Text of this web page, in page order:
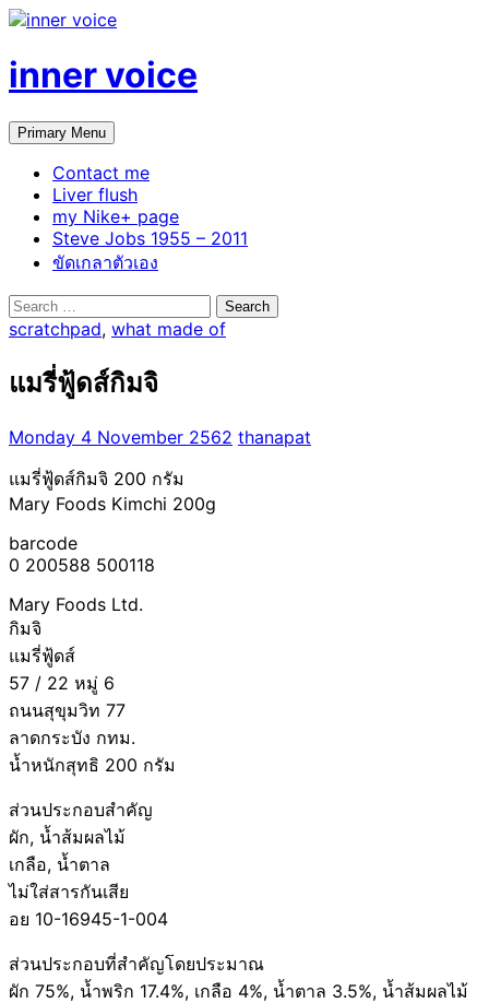
Skip
content
inner voice
Search
Primary Menu
Contact me
Liver flush
my Nike+ page
Steve Jobs 1955 – 2011
ขัดเกลาตัวเอง
Search
for:
scratchpad, what made of
แมรี่ฟู้ดส์กิมจิ
Monday 4 November 2562 thanapat
แมรี่ฟู้ดส์กิมจิ 200 กรัม
Mary Foods Kimchi 200g
barcode
0 200588 500118
Mary Foods Ltd.
กิมจิ
แมรี่ฟู้ดส์
57 / 22 หมู่ 6
ถนนสุขุมวิท 77
ลาดกระบัง กทม.
น้ำหนักสุทธิ 200 กรัม
ส่วนประกอบสำคัญ
ผัก, น้ำส้มผลไม้
เกลือ, น้ำตาล
ไม่ใส่สารกันเสีย
อย 10-16945-1-004
ส่วนประกอบที่สำคัญโดยประมาณ
ผัก 75%, น้ำพริก 17.4%, เกลือ 4%, น้ำตาล 3.5%, น้ำส้มผลไม้